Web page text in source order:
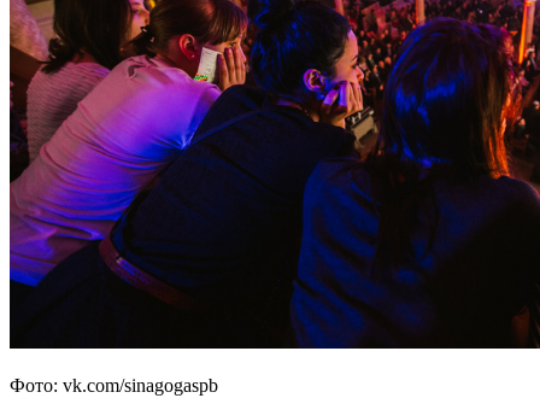
Фото: vk.com/sinagogaspb